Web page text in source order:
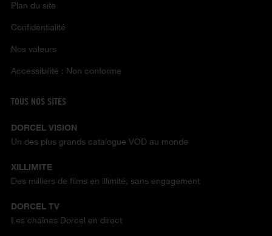
Plan du site
Confidentialité
Nos valeurs
Accessibilité : Non conforme
TOUS NOS SITES
DORCEL VISION
Un des plus grands catalogue VOD au monde
XILLIMITE
Des milliers de films en illimité, sans engagement
DORCEL TV
Les chaînes Dorcel en direct